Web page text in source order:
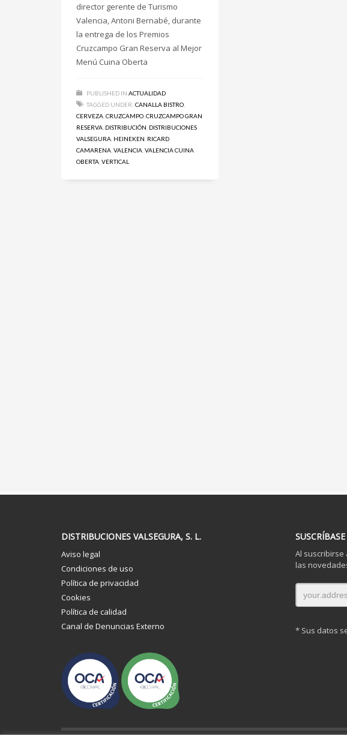
director gerente de Turismo
Valencia, Antoni Bernabé, durante
la entrega de los Premios
Cruzcampo Gran Reserva al Mejor
Menú Cuina Oberta
PUBLISHED IN ACTUALIDAD
TAGGED UNDER: CANALLA BISTRO
CERVEZA CRUZCAMPO CRUZCAMPO GRAN
RESERVA DISTRIBUCIÓN DISTRIBUCIONES
VALSEGURA HEINEKEN RICARD
CAMARENA VALENCIA VALENCIA CUINA
OBERTA VERTICAL
DISTRIBUCIONES VALSEGURA, S. L.
Aviso legal
Condiciones de uso
Política de privacidad
Cookies
Política de calidad
Canal de Denuncias Externo
Al
las
* Sus datos